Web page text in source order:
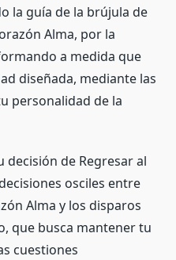
la guía de la brújula de
Alma, por la
a medida que
diseñada, mediante las
personalidad de la
decisión de Regresar al
osciles entre
Alma y los disparos
que busca mantener tu
cuestiones